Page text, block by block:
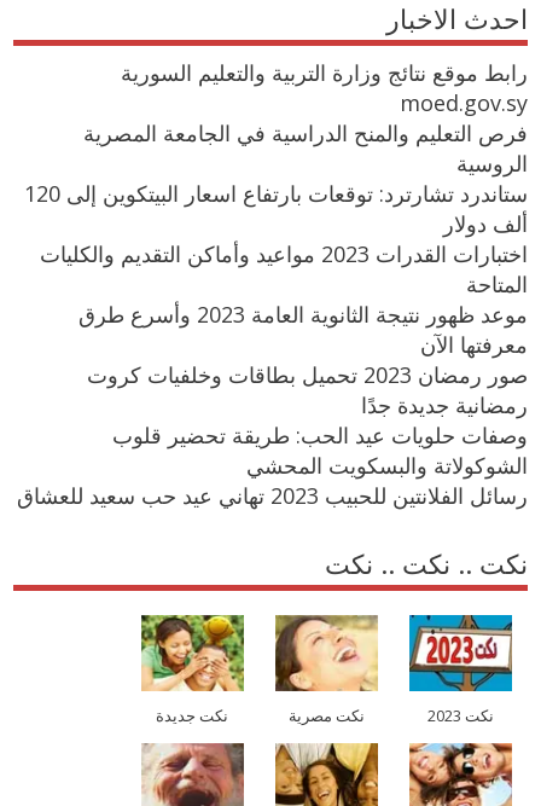
احدث الاخبار
رابط موقع نتائج وزارة التربية والتعليم السورية
moed.gov.sy
فرص التعليم والمنح الدراسية في الجامعة المصرية
الروسية
ستاندرد تشارترد: توقعات بارتفاع اسعار البيتكوين إلى 120
ألف دولار
اختبارات القدرات 2023 مواعيد وأماكن التقديم والكليات
المتاحة
موعد ظهور نتيجة الثانوية العامة 2023 وأسرع طرق
معرفتها الآن
صور رمضان 2023 تحميل بطاقات وخلفيات كروت
رمضانية جديدة جدًا
وصفات حلويات عيد الحب: طريقة تحضير قلوب
الشوكولاتة والبسكويت المحشي
رسائل الفلانتين للحبيب 2023 تهاني عيد حب سعيد للعشاق
نكت .. نكت .. نكت
نكت 2023 نكت مصرية نكت جديدة